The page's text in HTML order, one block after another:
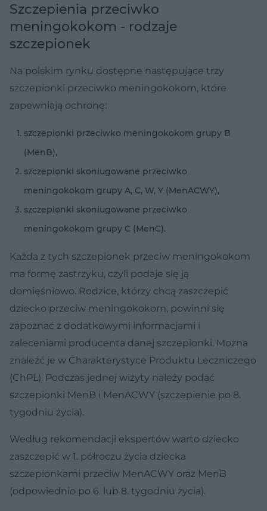
Szczepienia przeciwko
meningokokom - rodzaje
szczepionek
Na polskim rynku dostępne następujące trzy
szczepionki przeciwko meningokokom, które
zapewniają ochronę:
szczepionki przeciwko meningokokom grupy B
(MenB),
szczepionki skoniugowane przeciwko
meningokokom grupy A, C, W, Y (MenACWY),
szczepionki skoniugowane przeciwko
meningokokom grupy C (MenC).
Każda z tych szczepionek przeciw meningokokom
ma formę zastrzyku, czyli podaje się ją
domięśniowo. Rodzice, którzy chcą zaszczepić
dziecko przeciw meningokokom, powinni się
zapoznać z dodatkowymi informacjami i
zaleceniami producenta danej szczepionki. Można
znaleźć je w Charakterystyce Produktu Leczniczego
(ChPL). Podczas jednej wizyty należy podać
szczepionki MenB i MenACWY (szczepienie po 8.
tygodniu życia).
Według rekomendacji ekspertów warto dziecko
zaszczepić w 1. półroczu życia dziecka
szczepionkami przeciw MenACWY oraz MenB
(odpowiednio po 6. lub 8. tygodniu życia).